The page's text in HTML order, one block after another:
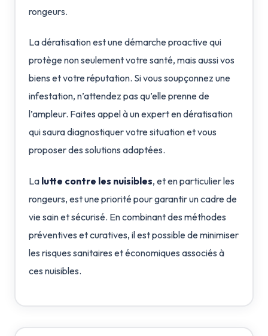
rongeurs.
La dératisation est une démarche proactive qui
protège non seulement votre santé, mais aussi vos
biens et votre réputation. Si vous soupçonnez une
infestation, n’attendez pas qu’elle prenne de
l’ampleur. Faites appel à un expert en dératisation
qui saura diagnostiquer votre situation et vous
proposer des solutions adaptées.
La lutte contre les nuisibles, et en particulier les
rongeurs, est une priorité pour garantir un cadre de
vie sain et sécurisé. En combinant des méthodes
préventives et curatives, il est possible de minimiser
les risques sanitaires et économiques associés à
ces nuisibles.